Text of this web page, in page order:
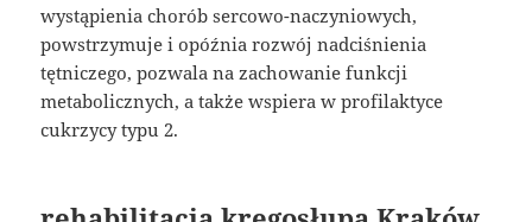
wystąpienia chorób sercowo-naczyniowych,
powstrzymuje i opóźnia rozwój nadciśnienia
tętniczego, pozwala na zachowanie funkcji
metabolicznych, a także wspiera w profilaktyce
cukrzycy typu 2.